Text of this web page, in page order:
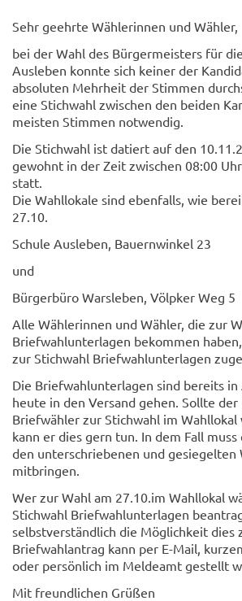
Sehr geehrte Wählerinnen und Wähler,
bei der Wahl des Bürgermeisters für
Ausleben konnte sich keiner der
absoluten Mehrheit der Stimmen
eine Stichwahl zwischen den beiden
meisten Stimmen notwendig.
Die Stichwahl ist datiert auf den
gewohnt in der Zeit zwischen 08:00
statt.
Die Wahllokale sind ebenfalls, wie
27.10.
Schule Ausleben, Bauernwinkel 23
und
Bürgerbüro Warsleben, Völpker Weg 5
Alle Wählerinnen und Wähler, die zur
Briefwahlunterlagen bekommen
zur Stichwahl Briefwahlunterlagen
Die Briefwahlunterlagen sind bereits
heute in den Versand gehen. Sollte der
Briefwähler zur Stichwahl im Wahllokal
kann er dies gern tun. In dem Fall
den unterschriebenen und gesiegelten
mitbringen.
Wer zur Wahl am 27.10.im Wahllokal
Stichwahl Briefwahlunterlagen
selbstverständlich die Möglichkeit dies
Briefwahlantrag kann per E-Mail,
oder persönlich im Meldeamt gestellt
Mit freundlichen Grüßen